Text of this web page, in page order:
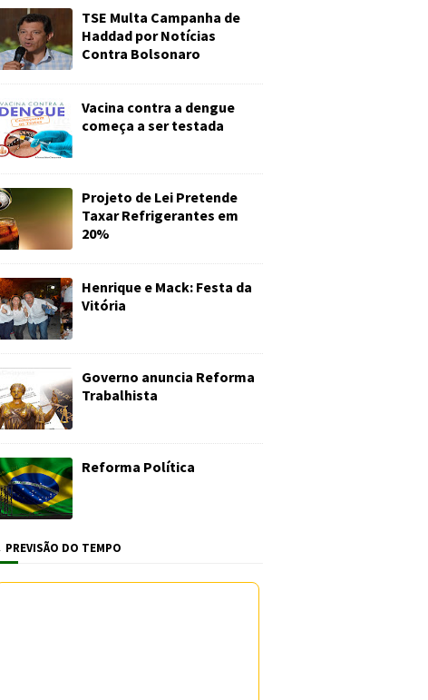
TSE Multa Campanha de
Haddad por Notícias
Contra Bolsonaro
Vacina contra a dengue
começa a ser testada
Projeto de Lei Pretende
Taxar Refrigerantes em
20%
Henrique e Mack: Festa da
Vitória
Governo anuncia Reforma
Trabalhista
Reforma Política
DO TEMPO